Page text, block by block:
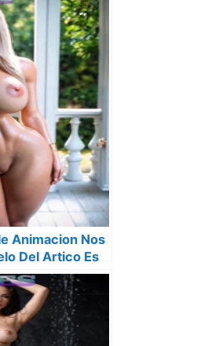
Animacion Nos
Del Artico Es
Y Fino Y Eso No